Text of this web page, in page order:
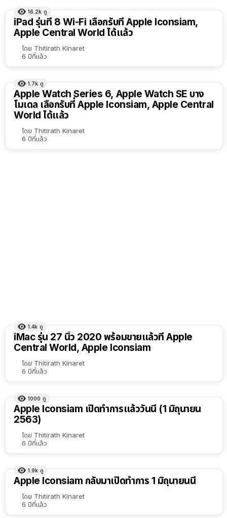
เลือก 16.2k ดู
iPad รุ่นที่ 8 Wi-Fi เลือกรับที่ Apple Iconsiam,
Apple Central World ได้แล้ว
โดย Thitirath Kinaret
6 ปีที่แล้ว
1.7k ดู
Apple Watch Series 6, Apple Watch SE บาง
โมเดล เลือกรับที่ Apple Iconsiam, Apple Central
World ได้แล้ว
โดย Thitirath Kinaret
6 ปีที่แล้ว
1.4k ดู
iMac รุ่น 27 นิ้ว 2020 พร้อมขายแล้วที่ Apple
Central World, Apple Iconsiam
โดย Thitirath Kinaret
6 ปีที่แล้ว
1000 ดู
Apple Iconsiam เปิดทำการแล้ววันนี้ (1 มิถุนายน
2563)
โดย Thitirath Kinaret
6 ปีที่แล้ว
1.9k ดู
Apple Iconsiam กลับมาเปิดทำการ 1 มิถุนายนนี้
โดย Thitirath Kinaret
6 ปีที่แล้ว